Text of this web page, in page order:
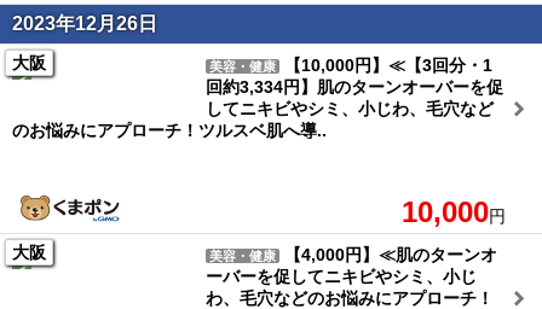
2023年12月26日
大阪 美容・健康
【10,000円】≪【3回分・1
回約3,334円】肌のターンオーバーを促
してニキビやシミ、小じわ、毛穴など
のお悩みにアプローチ！ツルスベ肌へ導..
10,000円
大阪
美容・健康
【4,000円】≪肌のターンオ
ーバーを促してニキビやシミ、小じ
わ、毛穴などのお悩みにアプローチ！